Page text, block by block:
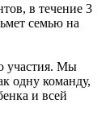
в течение 3
семью на
участия. Мы
одну команду,
и всей